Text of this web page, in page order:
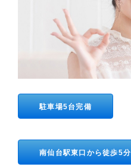
駐車場5台完備
南仙台駅東口から徒歩5分